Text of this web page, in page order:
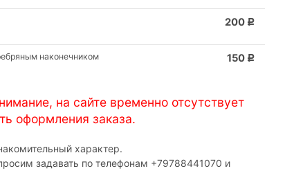
200 Р
150 Р
наконечником
на сайте временно отсутствует
оформления заказа.
характер.
задавать по телефонам ‎+79788441070 и